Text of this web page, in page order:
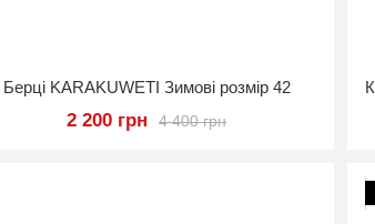
Берці KARAKUWETI Зимові розмір 42
4 400 грн
2 200 грн